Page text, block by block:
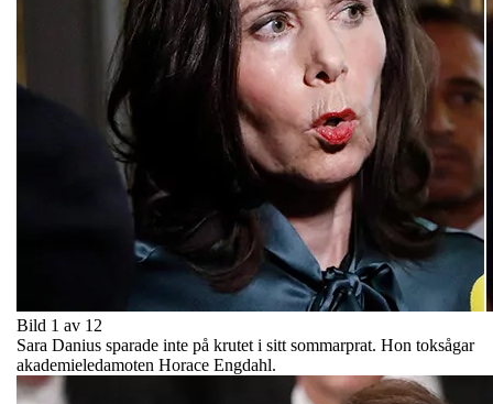
Bild 1 av 12
Sara Danius sparade inte på krutet i sitt sommarprat. Hon toksågar
akademieledamoten Horace Engdahl.